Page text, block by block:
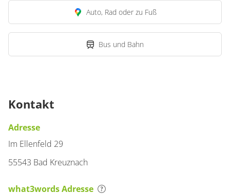
Auto, Rad oder zu Fuß
Bus und Bahn
Kontakt
Adresse
Im Ellenfeld 29
55543 Bad Kreuznach
what3words Adresse